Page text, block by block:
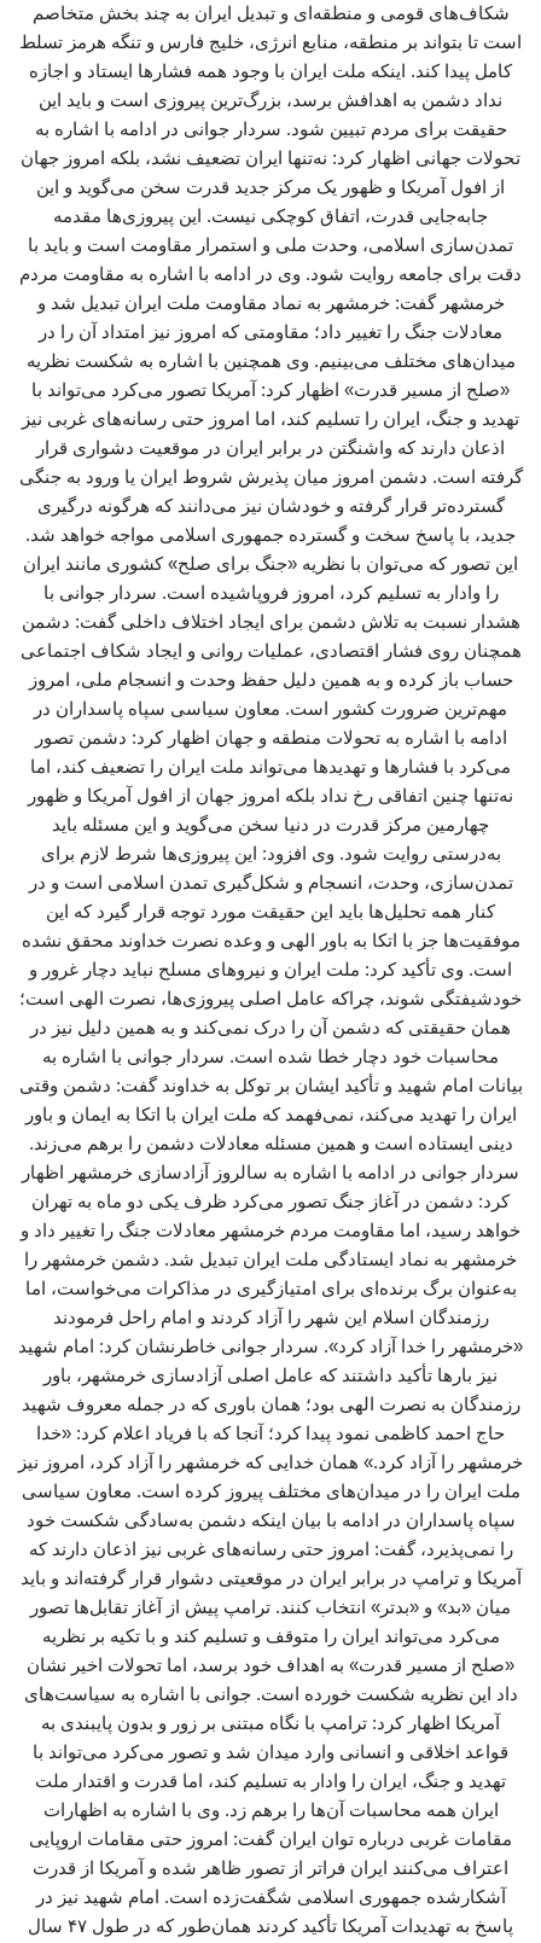
شکاف‌های قومی و منطقه‌ای و تبدیل ایران به چند بخش متخاصم
است تا بتواند بر منطقه، منابع انرژی، خلیج فارس و تنگه هرمز تسلط
کامل پیدا کند. اینکه ملت ایران با وجود همه فشارها ایستاد و اجازه
نداد دشمن به اهدافش برسد، بزرگ‌ترین پیروزی است و باید این
حقیقت برای مردم تبیین شود. سردار جوانی در ادامه با اشاره به
تحولات جهانی اظهار کرد: نه‌تنها ایران تضعیف نشد، بلکه امروز جهان
از افول آمریکا و ظهور یک مرکز جدید قدرت سخن می‌گوید و این
جابه‌جایی قدرت، اتفاق کوچکی نیست. این پیروزی‌ها مقدمه
تمدن‌سازی اسلامی، وحدت ملی و استمرار مقاومت است و باید با
دقت برای جامعه روایت شود. وی در ادامه با اشاره به مقاومت مردم
خرمشهر گفت: خرمشهر به نماد مقاومت ملت ایران تبدیل شد و
معادلات جنگ را تغییر داد؛ مقاومتی که امروز نیز امتداد آن را در
میدان‌های مختلف می‌بینیم. وی همچنین با اشاره به شکست نظریه
«صلح از مسیر قدرت» اظهار کرد: آمریکا تصور می‌کرد می‌تواند با
تهدید و جنگ، ایران را تسلیم کند، اما امروز حتی رسانه‌های غربی نیز
اذعان دارند که واشنگتن در برابر ایران در موقعیت دشواری قرار
گرفته است. دشمن امروز میان پذیرش شروط ایران یا ورود به جنگی
گسترده‌تر قرار گرفته و خودشان نیز می‌دانند که هرگونه درگیری
جدید، با پاسخ سخت و گسترده جمهوری اسلامی مواجه خواهد شد.
این تصور که می‌توان با نظریه «جنگ برای صلح» کشوری مانند ایران
را وادار به تسلیم کرد، امروز فروپاشیده است. سردار جوانی با
هشدار نسبت به تلاش دشمن برای ایجاد اختلاف داخلی گفت: دشمن
همچنان روی فشار اقتصادی، عملیات روانی و ایجاد شکاف اجتماعی
حساب باز کرده و به همین دلیل حفظ وحدت و انسجام ملی، امروز
مهم‌ترین ضرورت کشور است. معاون سیاسی سپاه پاسداران در
ادامه با اشاره به تحولات منطقه و جهان اظهار کرد: دشمن تصور
می‌کرد با فشارها و تهدیدها می‌تواند ملت ایران را تضعیف کند، اما
نه‌تنها چنین اتفاقی رخ نداد بلکه امروز جهان از افول آمریکا و ظهور
چهارمین مرکز قدرت در دنیا سخن می‌گوید و این مسئله باید
به‌درستی روایت شود. وی افزود: این پیروزی‌ها شرط لازم برای
تمدن‌سازی، وحدت، انسجام و شکل‌گیری تمدن اسلامی است و در
کنار همه تحلیل‌ها باید این حقیقت مورد توجه قرار گیرد که این
موفقیت‌ها جز با اتکا به باور الهی و وعده نصرت خداوند محقق نشده
است. وی تأکید کرد: ملت ایران و نیروهای مسلح نباید دچار غرور و
خودشیفتگی شوند، چراکه عامل اصلی پیروزی‌ها، نصرت الهی است؛
همان حقیقتی که دشمن آن را درک نمی‌کند و به همین دلیل نیز در
محاسبات خود دچار خطا شده است. سردار جوانی با اشاره به
بیانات امام شهید و تأکید ایشان بر توکل به خداوند گفت: دشمن وقتی
ایران را تهدید می‌کند، نمی‌فهمد که ملت ایران با اتکا به ایمان و باور
دینی ایستاده است و همین مسئله معادلات دشمن را برهم می‌زند.
سردار جوانی در ادامه با اشاره به سالروز آزادسازی خرمشهر اظهار
کرد: دشمن در آغاز جنگ تصور می‌کرد ظرف یکی دو ماه به تهران
خواهد رسید، اما مقاومت مردم خرمشهر معادلات جنگ را تغییر داد و
خرمشهر به نماد ایستادگی ملت ایران تبدیل شد. دشمن خرمشهر را
به‌عنوان برگ برنده‌ای برای امتیازگیری در مذاکرات می‌خواست، اما
رزمندگان اسلام این شهر را آزاد کردند و امام راحل فرمودند
«خرمشهر را خدا آزاد کرد». سردار جوانی خاطرنشان کرد: امام شهید
نیز بارها تأکید داشتند که عامل اصلی آزادسازی خرمشهر، باور
رزمندگان به نصرت الهی بود؛ همان باوری که در جمله معروف شهید
حاج احمد کاظمی نمود پیدا کرد؛ آنجا که با فریاد اعلام کرد: «خدا
خرمشهر را آزاد کرد.» همان خدایی که خرمشهر را آزاد کرد، امروز نیز
ملت ایران را در میدان‌های مختلف پیروز کرده است. معاون سیاسی
سپاه پاسداران در ادامه با بیان اینکه دشمن به‌سادگی شکست خود
را نمی‌پذیرد، گفت: امروز حتی رسانه‌های غربی نیز اذعان دارند که
آمریکا و ترامپ در برابر ایران در موقعیتی دشوار قرار گرفته‌اند و باید
میان «بد» و «بدتر» انتخاب کنند. ترامپ پیش از آغاز تقابل‌ها تصور
می‌کرد می‌تواند ایران را متوقف و تسلیم کند و با تکیه بر نظریه
«صلح از مسیر قدرت» به اهداف خود برسد، اما تحولات اخیر نشان
داد این نظریه شکست خورده است. جوانی با اشاره به سیاست‌های
آمریکا اظهار کرد: ترامپ با نگاه مبتنی بر زور و بدون پایبندی به
قواعد اخلاقی و انسانی وارد میدان شد و تصور می‌کرد می‌تواند با
تهدید و جنگ، ایران را وادار به تسلیم کند، اما قدرت و اقتدار ملت
ایران همه محاسبات آن‌ها را برهم زد. وی با اشاره به اظهارات
مقامات غربی درباره توان ایران گفت: امروز حتی مقامات اروپایی
اعتراف می‌کنند ایران فراتر از تصور ظاهر شده و آمریکا از قدرت
آشکارشده جمهوری اسلامی شگفت‌زده است. امام شهید نیز در
پاسخ به تهدیدات آمریکا تأکید کردند همان‌طور که در طول ۴۷ سال